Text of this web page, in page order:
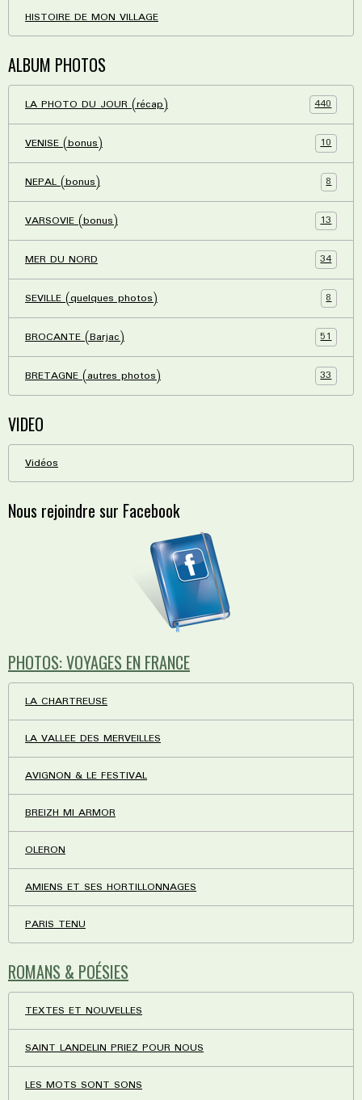
HISTOIRE DE MON VILLAGE
ALBUM PHOTOS
LA PHOTO DU JOUR (récap) 440
VENISE (bonus) 10
NEPAL (bonus) 8
VARSOVIE (bonus) 13
MER DU NORD 34
SEVILLE (quelques photos) 8
BROCANTE (Barjac) 51
BRETAGNE (autres photos) 33
VIDEO
Vidéos
Nous rejoindre sur Facebook
PHOTOS: VOYAGES EN FRANCE
LA CHARTREUSE
LA VALLEE DES MERVEILLES
AVIGNON & LE FESTIVAL
BREIZH MI ARMOR
OLERON
AMIENS ET SES HORTILLONNAGES
PARIS TENU
ROMANS & POÉSIES
TEXTES ET NOUVELLES
SAINT LANDELIN PRIEZ POUR NOUS
LES MOTS SONT SONS